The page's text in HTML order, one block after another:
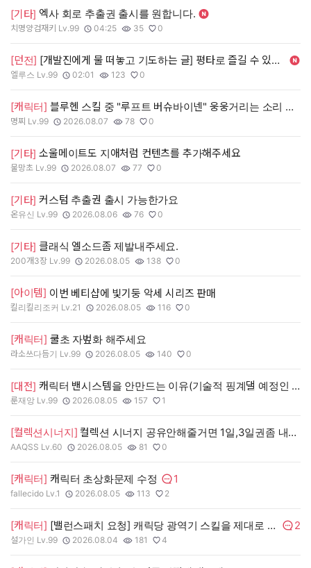
[기타] 엑사 회로 추출권 출시를 원합니다.
작성자:
치명양검재키 Lv.99
작성일:
04:25
조회수:
35
추천수:
0
[던전] [개발진에게 물 떠놓고 기도하는 글] 평타로 즐길 수 있는 신 던전을 내주세요
작성자:
엘루스 Lv.99
작성일:
02:01
조회수:
123
추천수:
0
[캐릭터] 블루헨 스킬 중 "루프트 버슈바이넨" 웅웅거리는 소리 삭제 해 주세요 ㅠㅠ
작성자:
명찌 Lv.99
작성일:
2026.08.07
조회수:
78
추천수:
0
[기타] 소울메이트도 지애처럼 컨텐츠를 추가해주세요
작성자:
물망초 Lv.99
작성일:
2026.08.07
조회수:
77
추천수:
0
[기타] 커스텀 추출권 출시 가능한가요
작성자:
온유신 Lv.99
작성일:
2026.08.06
조회수:
76
추천수:
0
[기타] 클래식 엘소드좀 제발내주세요.
작성자:
200개3장 Lv.99
작성일:
2026.08.05
조회수:
138
추천수:
0
[아이템] 이번 베티샵에 빛기둥 악세 시리즈 판매
작성자:
킬리킬리조커 Lv.21
작성일:
2026.08.05
조회수:
116
추천수:
0
[캐릭터] 쿨초 자벞화 해주세요
작성자:
라소쓰다듬기 Lv.99
작성일:
2026.08.05
조회수:
140
추천수:
0
[대전] 캐릭터 밴시스템을 안만드는 이유(기술적 핑계댈 예정인 이유)
작성자:
룬재앙 Lv.99
작성일:
2026.08.05
조회수:
157
추천수:
1
[컬렉션시너지] 컬렉션 시너지 공유안해줄거면 1일,3일권좀 내주세요
작성자:
AAQSS Lv.60
작성일:
2026.08.05
조회수:
81
추천수:
0
[캐릭터] 캐릭터 초상화문제 수정 댓글수:
1
fallecido Lv.1 2026.08.05 113 2
[캐릭터] [밸런스패치 요청] 캐릭당 광역기 스킬을 제대로 점검 부탁드립니다. 댓글
2
작성자:
설가인 Lv.99
작성일:
2026.08.04
조회수:
181
추천수:
4